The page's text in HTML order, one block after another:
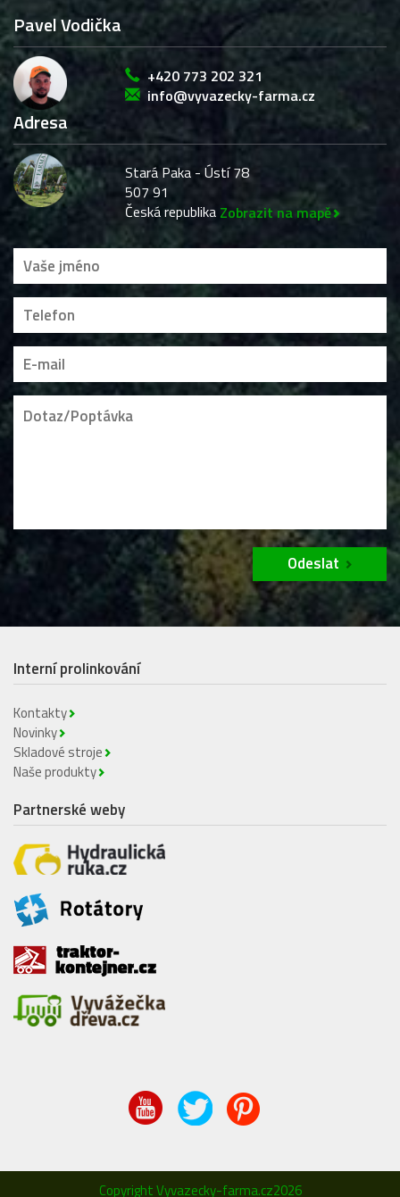
Pavel Vodička
+420 773 202 321
info@vyvazecky-farma.cz
Adresa
Stará Paka - Ústí 78
507 91
Česká republika Zobrazit na mapě
Odeslat
Interní prolinkování
Kontakty
Novinky
Skladové stroje
Naše produkty
Partnerské weby
Copyright Vyvazecky-farma.cz2026